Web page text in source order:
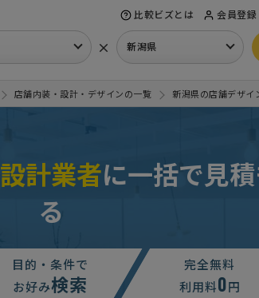
比較ビズとは 会員登録
× 新潟県
店舗内装・設計・デザインの一覧 新潟県の店舗デザイ
計業者に一括で見
る
目的・条件で
お好み検索
完全無料
利用料0円
積り依頼 新潟県
新潟県